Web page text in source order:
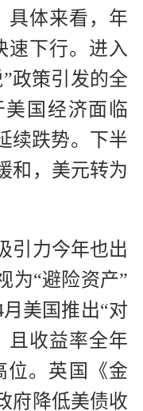
具体来看，年
速下行。进入
政策引发的全
国经济面临
续跌势。下半
和，美元转为
引力今年也出
为“避险资产”
美国推出“对
且收益率全年
位。英国《金
府降低美债收